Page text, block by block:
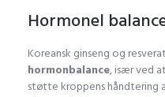
Hormonel
Koreansk ginseng og
hormonbalance, især ved
støtte kroppens